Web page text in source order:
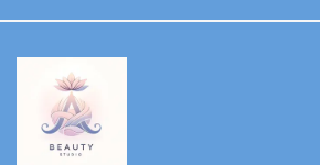
content